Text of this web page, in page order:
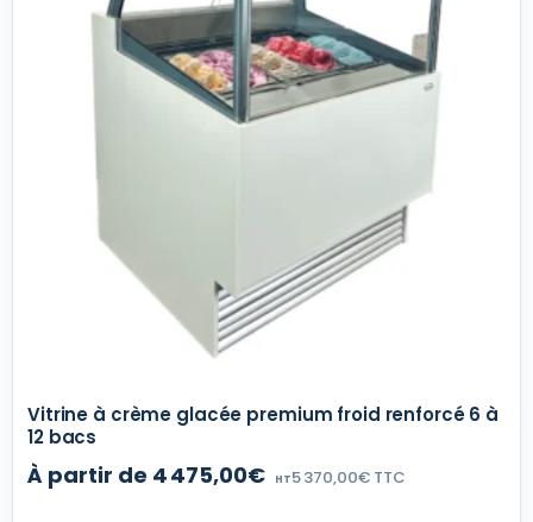
Vitrine à crème glacée premium froid renforcé 6 à
12 bacs
À partir de 4 475,00€ HT5 370,00€ TTC